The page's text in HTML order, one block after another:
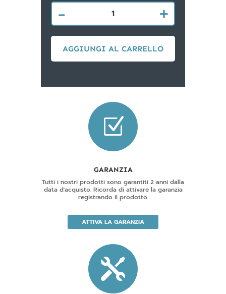
-
PRO
+
AGGIUNGI AL CARRELLO
Z
GARANZIA
Tutti i nostri prodotti sono garantiti 2 anni dalla
data d'acquisto. Ricorda di attivare la garanzia
registrando il prodotto.
ATTIVA LA GARANZIA
